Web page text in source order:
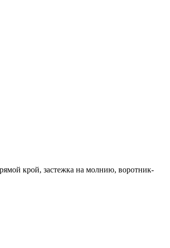
крой, застежка на молнию, воротник-